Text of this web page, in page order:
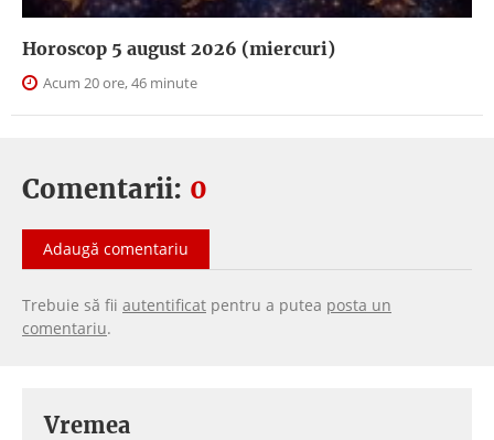
Horoscop 5 august 2026 (miercuri)
Acum 20 ore, 46 minute
Comentarii: 0
Adaugă comentariu
Trebuie să fii autentificat pentru a putea posta un
comentariu.
Vremea